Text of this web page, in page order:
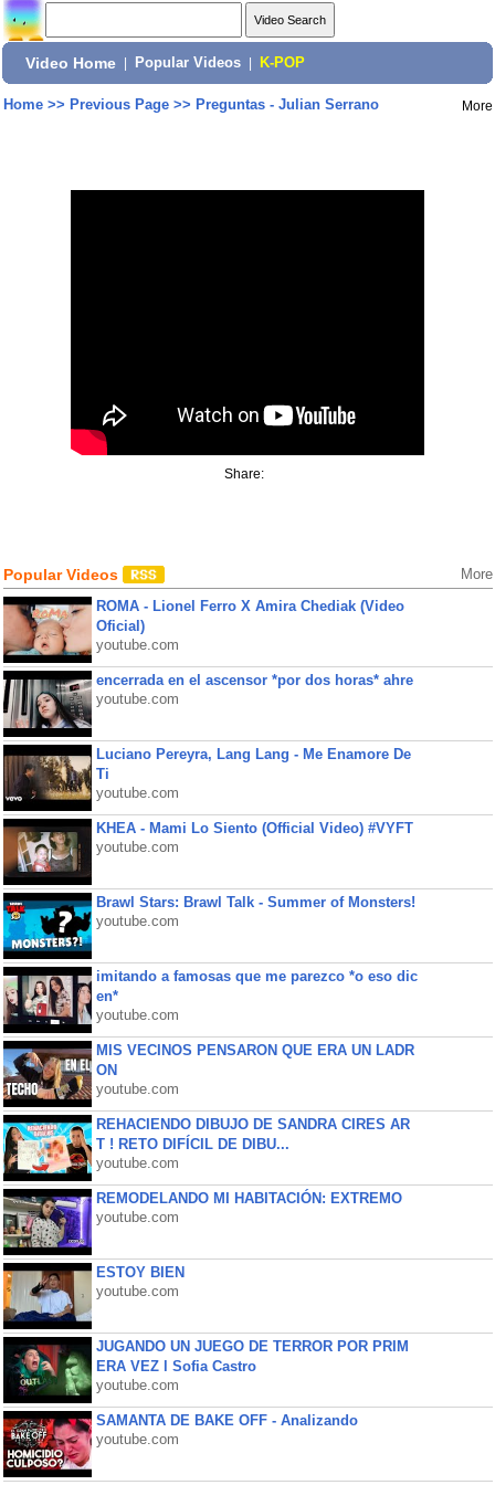
Video Home Popular Videos K-POP
Home>> Previous Page>> Preguntas - Julian Serrano More
Share:
Popular Videos More
ROMA - Lionel Ferro X Amira Chediak (Video
Oficial)
youtube.com
encerrada en el ascensor *por dos horas* ahre
youtube.com
Luciano Pereyra, Lang Lang - Me Enamore De
Ti
youtube.com
KHEA - Mami Lo Siento (Official Video) #VYFT
youtube.com
Brawl Stars: Brawl Talk - Summer of Monsters!
youtube.com
imitando a famosas que me parezco *o eso dic
en*
youtube.com
MIS VECINOS PENSARON QUE ERA UN LADR
ON
youtube.com
REHACIENDO DIBUJO DE SANDRA CIRES AR
T ! RETO DIFÍCIL DE DIBU...
youtube.com
REMODELANDO MI HABITACIÓN: EXTREMO
youtube.com
ESTOY BIEN
youtube.com
JUGANDO UN JUEGO DE TERROR POR PRIM
ERA VEZ l Sofia Castro
youtube.com
SAMANTA DE BAKE OFF - Analizando
youtube.com